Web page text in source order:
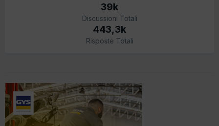
39k
Discussioni Totali
443,3k
Risposte Totali